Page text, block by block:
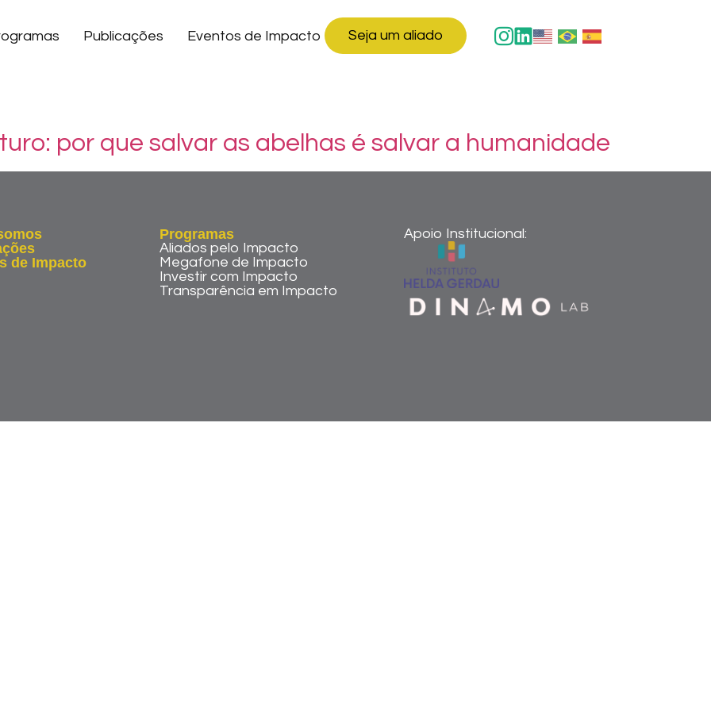
Publicações Eventos de Impacto Seja um aliado
por que salvar as abelhas é salvar a humanidade
de Impacto
Programas
Aliados pelo Impacto
Megafone de Impacto
Investir com Impacto
Transparência em Impacto
Apoio Institucional: